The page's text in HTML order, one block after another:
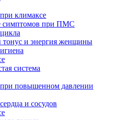
климаксе
симптомов при ПМС
и энергия женщины
система
повышенном давлении
и сосудов